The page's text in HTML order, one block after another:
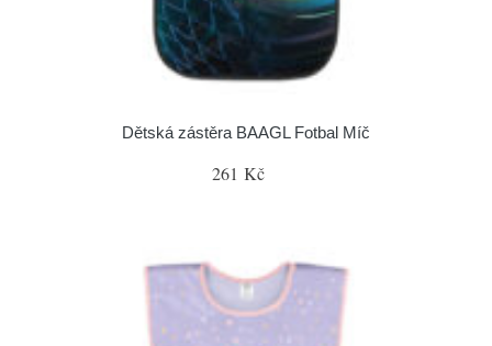
Dětská zástěra BAAGL Fotbal Míč
261 Kč